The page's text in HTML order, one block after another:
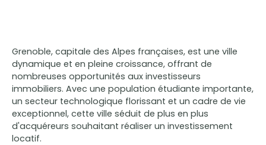
Grenoble, capitale des Alpes françaises, est une ville
dynamique et en pleine croissance, offrant de
nombreuses opportunités aux investisseurs
immobiliers. Avec une population étudiante importante,
un secteur technologique florissant et un cadre de vie
exceptionnel, cette ville séduit de plus en plus
d'acquéreurs souhaitant réaliser un investissement
locatif.